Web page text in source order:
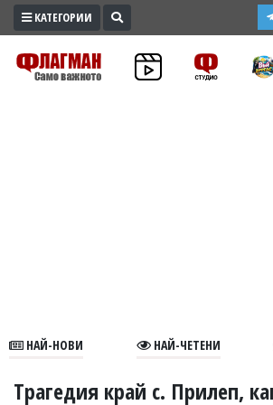
ПРОМО
ЗОНА
В
КАТЕГОРИИ
НАЙ-НОВИ НАЙ-ЧЕТЕНИ
Трагедия край с. Прилеп,